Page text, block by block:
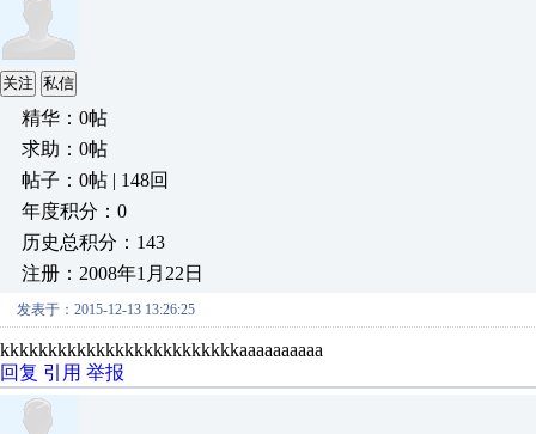
关注 私信
精华：0帖
求助：0帖
帖子：0帖 | 148回
年度积分：0
历史总积分：143
注册：2008年1月22日
发表于：2015-12-13 13:26:25
kkkkkkkkkkkkkkkkkkkkkkkkkaaaaaaaaaa
回复 引用 举报